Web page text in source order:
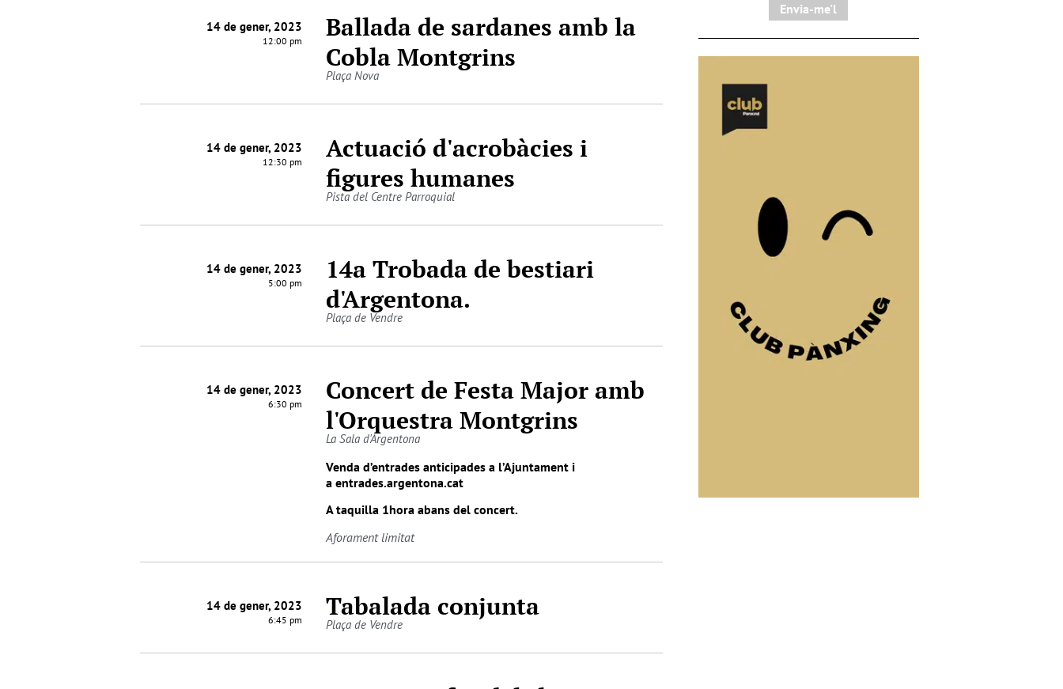
14 de gener, 2023
12:00 pm
Ballada de sardanes amb la
Cobla Montgrins
Plaça Nova
14 de gener, 2023
12:30 pm
Actuació d'acrobàcies i
figures humanes
Pista del Centre Parroquial
14 de gener, 2023
5:00 pm
14a Trobada de bestiari
d'Argentona.
Plaça de Vendre
14 de gener, 2023
6:30 pm
Concert de Festa Major amb
l'Orquestra Montgrins
La Sala d'Argentona
Venda d’entrades anticipades a l’Ajuntament i
aentrades.argentona.cat
A taquilla 1hora abans del concert.
Aforament limitat
14 de gener, 2023
6:45 pm Tabalada conjunta
Plaça de Vendre
Envia-me'l